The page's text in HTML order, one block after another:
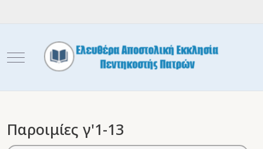
Mobile Menu Toggle
Παροιμίες γ'1-13